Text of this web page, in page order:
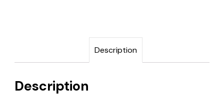
Description
Description